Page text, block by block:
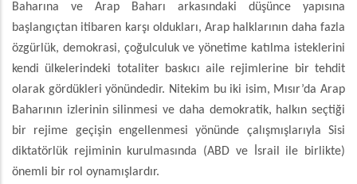
Baharına ve Arap Baharı arkasındaki düşünce yapısına
başlangıçtan itibaren karşı oldukları, Arap halklarının daha fazla
özgürlük, demokrasi, çoğulculuk ve yönetime katılma isteklerini
kendi ülkelerindeki totaliter baskıcı aile rejimlerine bir tehdit
olarak gördükleri yönündedir. Nitekim bu iki isim, Mısır’da Arap
Baharının izlerinin silinmesi ve daha demokratik, halkın seçtiği
bir rejime geçişin engellenmesi yönünde çalışmışlarıyla Sisi
diktatörlük rejiminin kurulmasında (ABD ve İsrail ile birlikte)
önemli bir rol oynamışlardır.